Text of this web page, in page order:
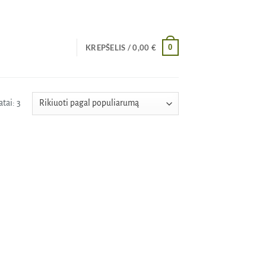
KREPŠELIS /0,00 € 0
3Rūšiuojama
pagal